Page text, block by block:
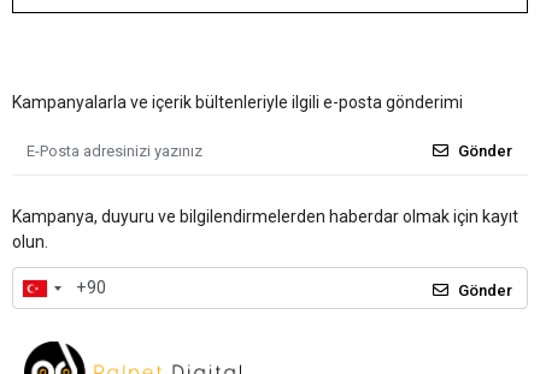
Kampanyalarla ve içerik bültenleriyle ilgili e-posta gönderimi
Gönder
Kampanya, duyuru ve bilgilendirmelerden haberdar olmak için kayıt
olun.
Gönder